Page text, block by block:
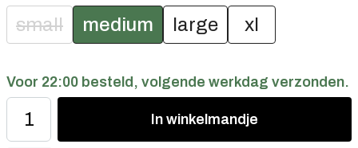
small medium large xl
Voor 22:00 besteld, volgende werkdag verzonden.
In winkelmandje